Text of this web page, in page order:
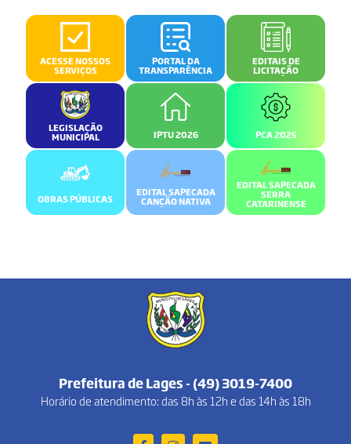
ACESSE NOSSOS
SERVIÇOS
PORTAL DA
TRANSPARÊNCIA
EDITAIS DE
LICITAÇÃO
LEGISLAÇÃO
MUNICIPAL IPTU 2026 PCA 2025
OBRAS PÚBLICAS
EDITAL SAPECADA
CANÇÃO NATIVA
EDITAL SAPECADA
SERRA
CATARINENSE
Prefeitura de Lages - (49) 3019-7400
Horário de atendimento: das 8h às 12h e das 14h às 18h